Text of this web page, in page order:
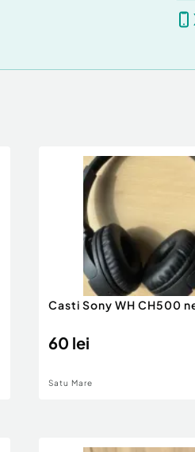
Casti Sony WH CH500
60 lei
Satu Mare